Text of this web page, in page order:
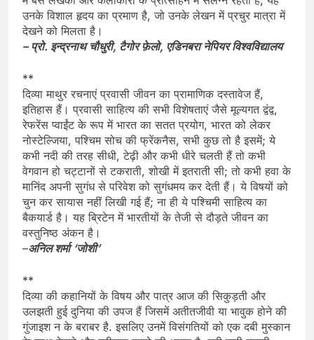
उनके विशाल हृदय का प्रमाण है, जो उनके लेखन में प्रचुर मात्रा में
देखने को मिलता है।
– प्रो. इन्द्रनाथ चौधुरी, टैगोर फ़ेलो, एडिनबरा नेपियर विश्वविद्यालय
**
दिव्या माथुर रचनाएं प्रवासी जीवन का प्रामाणिक दस्तावेज हैं,
इतिहास हैं। प्रवासी साहित्य की सभी विशेषताएं जैसे मूल्यगत द्वंद्व,
रेफरेंस प्वाईंट के रूप में भारत का सतत प्रयोग, भारत को लेकर
नोस्टेल्जिया, पश्चिम सोच की फ्रेंकनैस, सभी कुछ तो है इसमें; ये
कभी नदी की तरह सीधी, टेढ़ी और कभी धीरे चलती हैं तो कभी
वेगवान हो चट्टानों से टकराती, शोखी में इतराती सी; तो कभी हवा के
मानिंद अपनी सुगंध से परिवेश को सुगंधमय कर देती हैं। ये विषयों को
चुन कर सायास नहीं लिखी गई हैं; ना ही ये पश्चिमी साहित्य का
बैकयार्ड है। यह ब्रिटेन में भारतीयों के तेजी से दौड़ते जीवन का
वस्तुनिष्ठ अंकन है।
–अनिल शर्मा ‘जोशी’
**
दिव्या की कहानियों के विषय और पात्र आज की सिकुड़ती और
उलझती हुई दुनिया की उपज हैं जिसमें अतीतजीवी या भावुक होने की
गुंजाइश न के बराबर है. इसलिए उनमें विसंगतियों को एक दबी मुस्कान